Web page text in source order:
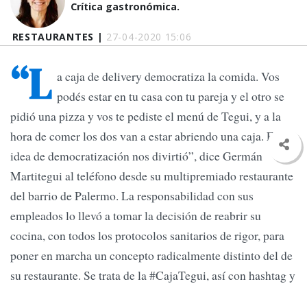
RESTAURANTES | 27-04-2020 15:06
Crítica gastronómica.
“L a caja de delivery democratiza la comida. Vos
podés estar en tu casa con tu pareja y el otro se
pidió una pizza y vos te pediste el menú de Tegui, y a la
hora de comer los dos van a estar abriendo una caja. Esta
idea de democratización nos divirtió”, dice Germán
Martitegui al teléfono desde su multipremiado restaurante
del barrio de Palermo. La responsabilidad con sus
empleados lo llevó a tomar la decisión de reabrir su
cocina, con todos los protocolos sanitarios de rigor, para
poner en marcha un concepto radicalmente distinto del de
su restaurante. Se trata de la #CajaTegui, así con hashtag y